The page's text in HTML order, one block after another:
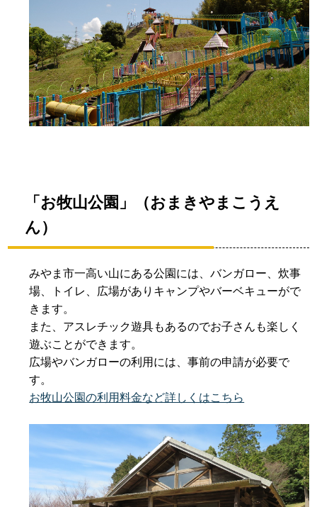
「お牧山公園」（おまきやまこうえ
ん）
みやま市一高い山にある公園には、バンガロー、炊事
場、トイレ、広場がありキャンプやバーベキューがで
きます。
また、アスレチック遊具もあるのでお子さんも楽しく
遊ぶことができます。
広場やバンガローの利用には、事前の申請が必要で
す。
お牧山公園の利用料金など詳しくはこちら